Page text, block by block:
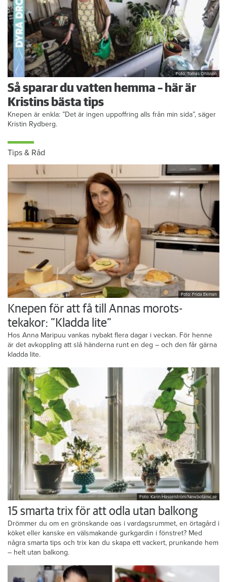
Foto: Tomas Ohlsson
Så sparar du vatten hemma – här är
Kristins bästa tips
Knepen är enkla: ”Det är ingen uppoffring alls från min sida”, säger
Tips & Råd
Knepen för att få till Annas morots-
tekakor: ”Kladda lite”
Hos Anna Maripuu vankas nybakt flera dagar i veckan. För henne
är det avkoppling att slå händerna runt en deg – och den får gärna
kladda lite.
Foto: Karin Hasselström/Newbotanic.se
15 smarta trix för att odla utan balkong
Drömmer du om en grönskande oas i vardagsrummet, en örtagård i
köket eller kanske en välsmakande gurkgardin i fönstret? Med
några smarta tips och trix kan du skapa ett vackert, prunkande hem
– helt utan balkong.